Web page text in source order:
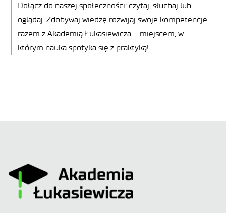
Dołącz do naszej społeczności: czytaj, słuchaj lub
oglądaj. Zdobywaj wiedzę rozwijaj swoje kompetencje
razem z Akademią Łukasiewicza – miejscem, w
którym nauka spotyka się z praktyką!